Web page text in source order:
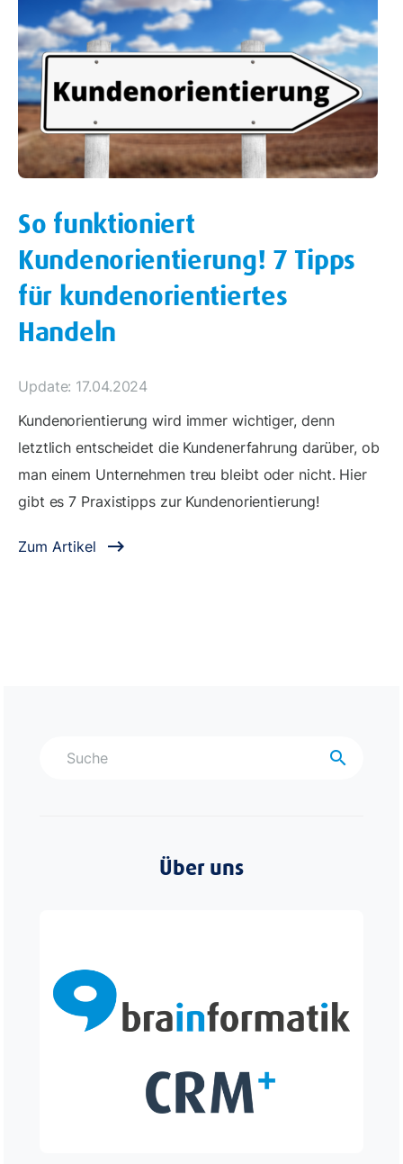
So funktioniert
Kundenorientierung! 7 Tipps
für kundenorientiertes
Handeln
Update: 17.04.2024
Kundenorientierung wird immer wichtiger, denn
letztlich entscheidet die Kundenerfahrung darüber, ob
man einem Unternehmen treu bleibt oder nicht. Hier
gibt es 7 Praxistipps zur Kundenorientierung!
Zum Artikel
search
Über uns